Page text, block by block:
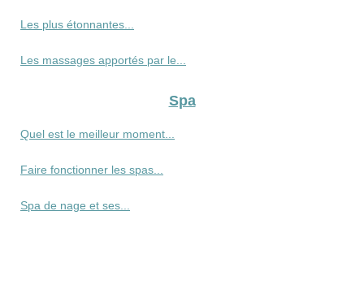
Les plus étonnantes...
Les massages apportés par le...
Spa
Quel est le meilleur moment...
Faire fonctionner les spas...
Spa de nage et ses...